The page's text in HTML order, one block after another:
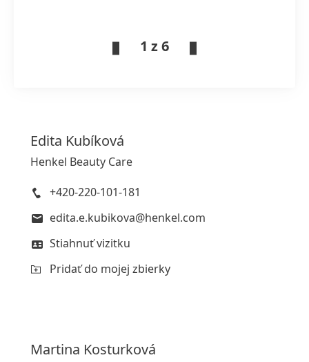
1 z 6
Edita Kubíková
Henkel Beauty Care
+420-220-101-181
edita.e.kubikova@henkel.com
Stiahnuť vizitku
Pridať do mojej zbierky
Martina Kosturková